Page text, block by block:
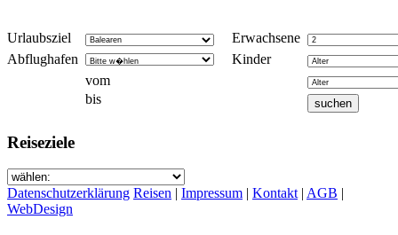
Urlaubsziel
Erwachsene
Abflughafen
Kinder
vom
bis
Reiseziele
Datenschutzerklärung Reisen | Impressum | Kontakt | AGB |
WebDesign